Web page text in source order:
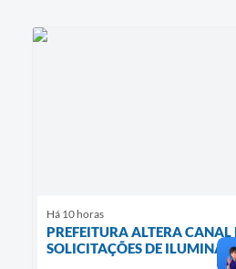
Há 10 horas
PREFEITURA ALTERA CANAL
SOLICITAÇÕES DE